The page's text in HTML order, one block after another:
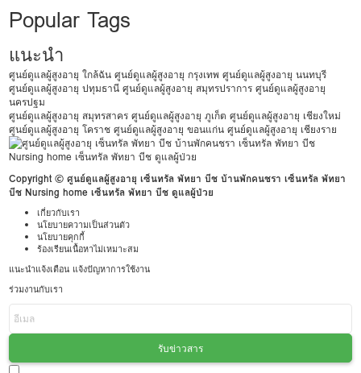
Popular Tags
แนะนำ
ศูนย์ดูแลผู้สูงอายุ ใกล้ฉัน ศูนย์ดูแลผู้สูงอายุ กรุงเทพ ศูนย์ดูแลผู้สูงอายุ นนทบุรี
ศูนย์ดูแลผู้สูงอายุ ปทุมธานี ศูนย์ดูแลผู้สูงอายุ สมุทรปราการ ศูนย์ดูแลผู้สูงอายุ
นครปฐม
ศูนย์ดูแลผู้สูงอายุ สมุทรสาคร ศูนย์ดูแลผู้สูงอายุ ภูเก็ต ศูนย์ดูแลผู้สูงอายุ เชียงใหม่
ศูนย์ดูแลผู้สูงอายุ โคราช ศูนย์ดูแลผู้สูงอายุ ขอนแก่น ศูนย์ดูแลผู้สูงอายุ เชียงราย
Copyright © ศูนย์ดูแลผู้สูงอายุ เซ็นทรัล พัทยา บีช บ้านพักคนชรา เซ็นทรัล พัทยา
บีช Nursing home เซ็นทรัล พัทยา บีช ดูแลผู้ป่วย
เกี่ยวกับเรา
นโยบายความเป็นส่วนตัว
นโยบายคุกกี้
ร้องเรียนเนื้อหาไม่เหมาะสม
แนะนำแจ้งเตือน แจ้งปัญหาการใช้งาน
ร่วมงานกับเรา
รับข่าวสาร